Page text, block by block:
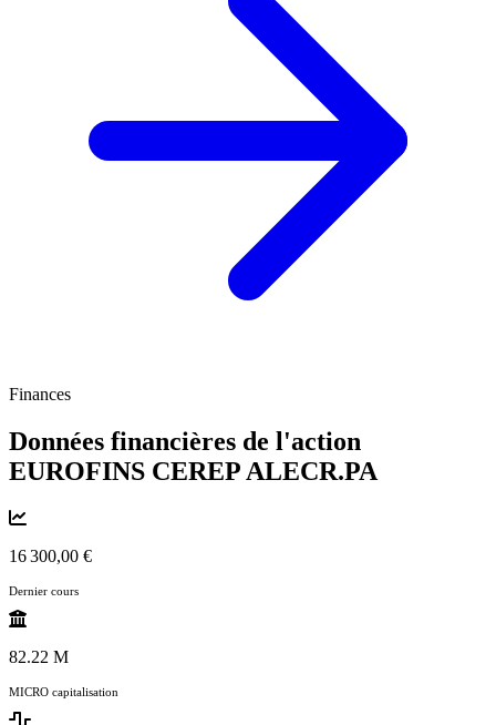
Finances
Données financières de l'action
EUROFINS CEREP ALECR.PA
16 300,00 €
Dernier cours
82.22 M
MICRO capitalisation